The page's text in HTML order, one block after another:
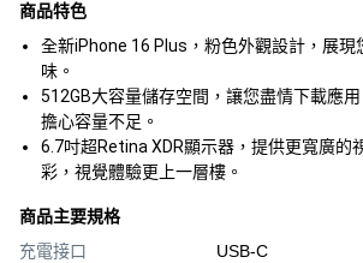
商品特色
全新iPhone 16 Plus，粉色外觀設計，展現
味。
512GB大容量儲存空間，讓您盡情下載應
擔心容量不足。
6.7吋超Retina XDR顯示器，提供更寬廣的
彩，視覺體驗更上一層樓。
商品主要規格
充電接口
USB-C